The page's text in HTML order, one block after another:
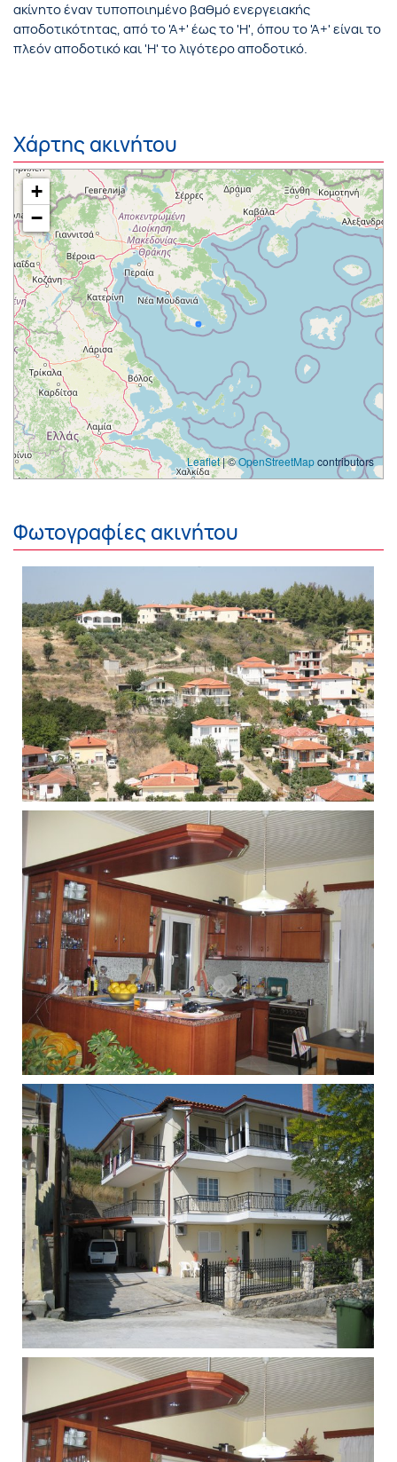
ακίνητο έναν τυποποιημένο βαθμό ενεργειακής
αποδοτικότητας, από το 'Α+' έως το 'Η', όπου το 'Α+' είναι το
πλεόν αποδοτικό και 'Η' το λιγότερο αποδοτικό.
Χάρτης ακινήτου
+
−
Leaflet| ©OpenStreetMapcontributors
Φωτογραφίες ακινήτου